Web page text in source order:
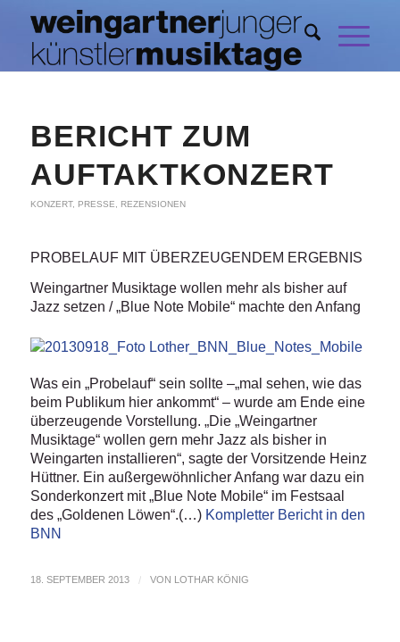
BERICHT ZUM
AUFTAKTKONZERT
KONZERT, PRESSE REZENSIONEN
PROBELAUF MIT ÜBERZEUGENDEM ERGEBNIS
Weingartner Musiktage wollen mehr als bisher auf
Jazz setzen / „Blue Note Mobile“ machte den Anfang
Was ein „Probelauf“ sein sollte –„mal sehen, wie das
beim Publikum hier ankommt“ – wurde am Ende eine
überzeugende Vorstellung. „Die „Weingartner
Musiktage“ wollen gern mehr Jazz als bisher in
Weingarten installieren“, sagte der Vorsitzende Heinz
Hüttner. Ein außergewöhnlicher Anfang war dazu ein
Sonderkonzert mit „Blue Note Mobile“ im Festsaal
des „Goldenen Löwen“.(…) Kompletter Bericht in den
BNN
18. SEPTEMBER 2013 / VON LOTHAR KÖNIG